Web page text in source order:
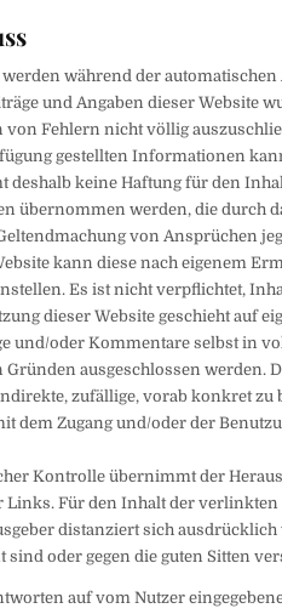
während der
und Angaben dieser Website
von Fehlern nicht völlig
gestellten Informationen
deshalb keine Haftung für den
übernommen werden, die durch
von Ansprüchen
kann diese nach eigenem
Es ist nicht verpflichtet,
dieser Website geschieht auf
und/oder Kommentare selbst in
Gründen ausgeschlossen werden.
zufällige, vorab konkret
dem Zugang und/oder der
Kontrolle übernimmt der
Links. Für den Inhalt der
distanziert sich
oder gegen die guten Sitten
auf vom Nutzer